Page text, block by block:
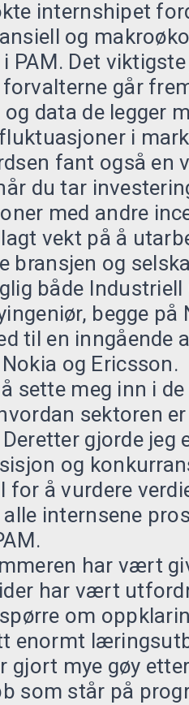
internshipet
og
PAM. Det
går
data de legger
i
fant også
du tar
med andre
vekt på å
bransjen og
både
begge på
til en inngående
og Ericsson.
sette meg inn i
sektoren
gjorde jeg
og
for å vurdere
internsene
har vært
har vært
om
enormt
gjort mye gøy
som står på